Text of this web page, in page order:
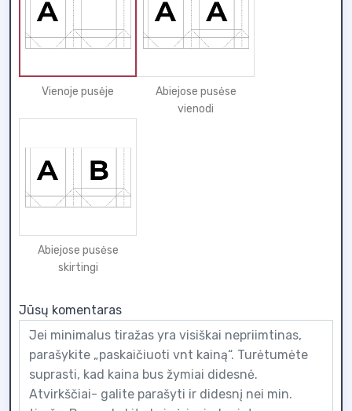
Vienoje pusėje
Abiejose pusėse
vienodi
Abiejose pusėse
skirtingi
Jūsų komentaras